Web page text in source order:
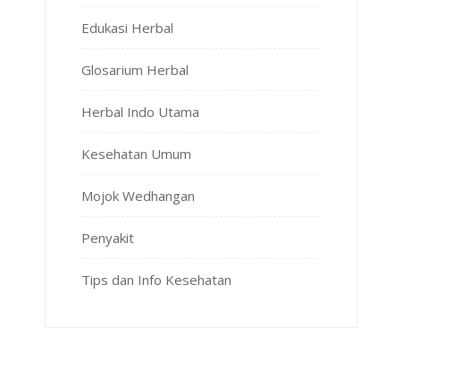
Edukasi Herbal
Glosarium Herbal
Herbal Indo Utama
Kesehatan Umum
Mojok Wedhangan
Penyakit
Tips dan Info Kesehatan